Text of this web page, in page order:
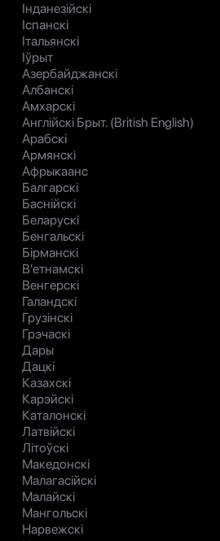
Інданезійскі
Іспанскі
Італьянскі
Іўрыт
Азербайджанскі
Албанскі
Амхарскі
Англійскі Брыт. (British English)
Арабскі
Армянскі
Афрыкаанс
Балгарскі
Баснійскі
Беларускі
Бенгальскі
Бірманскі
В'етнамскі
Венгерскі
Галандскі
Грузінскі
Грэчаскі
Дары
Дацкі
Казахскі
Карэйскі
Каталонскі
Латвійскі
Літоўскі
Македонскі
Малагасійскі
Малайскі
Мангольскі
Нарвежскі